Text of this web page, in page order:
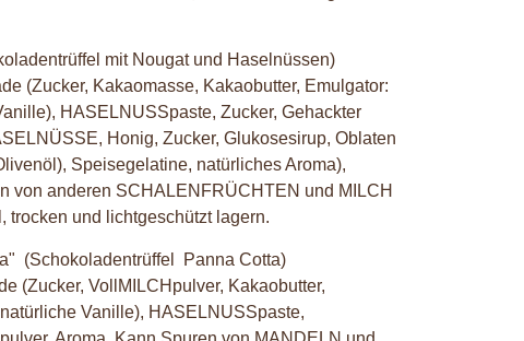
mit Nougat und Haselnüssen)
(Zucker, Kakaomasse, Kakaobutter, Emulgator:
HASELNUSSpaste, Zucker, Gehackter
Honig, Zucker, Glukosesirup, Oblaten
Speisegelatine, natürliches Aroma),
von anderen SCHALENFRÜCHTEN und MILCH
trocken und lichtgeschützt lagern.
(Schokoladentrüffel Panna Cotta)
(Zucker, VollMILCHpulver, Kakaobutter,
Vanille), HASELNUSSpaste,